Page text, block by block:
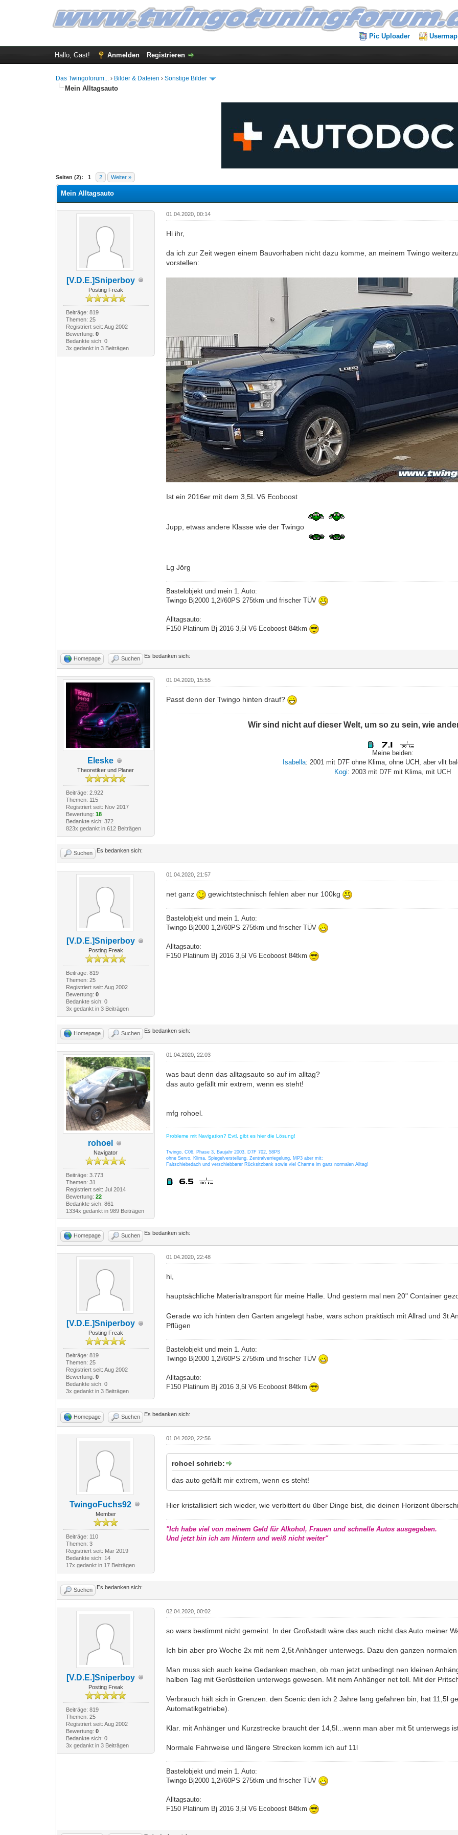
Pic Uploader Usermap
Hallo, Gast! Anmelden Registrieren
Das Twingoforum... › Bilder & Dateien ›Sonstige Bilder
Mein Alltagsauto
Seiten (2): 1 2 Weiter »
0 Bewertung(en) - 0 im Durchschnitt
1
2
3
4
5
Mein Alltagsauto
[V.D.E.]Sniperboy
Posting Freak
Beiträge: 819
Themen: 25
Registriert seit: Aug 2002
Bewertung: 0
Bedankte sich: 0
3x gedankt in 3 Beiträgen
01.04.2020, 00:14
Hi ihr,
da ich zur Zeit wegen einem Bauvorhaben nicht dazu komme, an meinem Twingo
vorstellen:
Ist ein 2016er mit dem 3,5L V6 Ecoboost
Jupp, etwas andere Klasse wie der Twingo
Lg Jörg
Bastelobjekt und mein 1. Auto:
Twingo Bj2000 1,2l/60PS 275tkm und frischer TÜV
Alltagsauto:
F150 Platinum Bj 2016 3,5l V6 Ecoboost 84tkm
Homepage Suchen Es bedanken sich:
Eleske
Theoretiker und Planer
Beiträge: 2.922
Themen: 115
Registriert seit: Nov 2017
Bewertung: 18
Bedankte sich: 372
823x gedankt in 612 Beiträgen
01.04.2020, 15:55
Passt denn der Twingo hinten drauf?
Wir sind nicht auf dieser Welt, um so zu sein, wie
Meine beiden:
Isabella: 2001 mit D7F ohne Klima, ohne UCH, aber vllt
Kogi: 2003 mit D7F mit Klima, mit UCH
Suchen Es bedanken sich:
[V.D.E.]Sniperboy
Posting Freak
Beiträge: 819
Themen: 25
Registriert seit: Aug 2002
Bewertung: 0
Bedankte sich: 0
3x gedankt in 3 Beiträgen
01.04.2020, 21:57
net ganz gewichtstechnisch fehlen aber nur 100kg
Bastelobjekt und mein 1. Auto:
Twingo Bj2000 1,2l/60PS 275tkm und frischer TÜV
Alltagsauto:
F150 Platinum Bj 2016 3,5l V6 Ecoboost 84tkm
Homepage Suchen Es bedanken sich:
rohoel
Navigator
Beiträge: 3.773
Themen: 31
Registriert seit: Jul 2014
Bewertung: 22
Bedankte sich: 861
1334x gedankt in 989 Beiträgen
01.04.2020, 22:03
was baut denn das alltagsauto so auf im alltag?
das auto gefällt mir extrem, wenn es steht!
mfg rohoel.
Probleme mit Navigation? Evtl. gibt es hier die Lösung!
Twingo, C06, Phase 3, Baujahr 2003, D7F 702, 58PS
ohne Servo, Klima, Spiegelverstellung, Zentralverriegelung, MP3 aber mit:
Faltschiebedach und verschiebbarer Rücksitzbank sowie viel Charme im ganz normalen Alltag!
Homepage Suchen Es bedanken sich:
[V.D.E.]Sniperboy
Posting Freak
Beiträge: 819
Themen: 25
Registriert seit: Aug 2002
Bewertung: 0
Bedankte sich: 0
3x gedankt in 3 Beiträgen
01.04.2020, 22:48
hi,
hauptsächliche Materialtransport für meine Halle. Und gestern mal nen 20" Container
Gerade wo ich hinten den Garten angelegt habe, wars schon praktisch mit Allrad und 3t
Pflügen
Bastelobjekt und mein 1. Auto:
Twingo Bj2000 1,2l/60PS 275tkm und frischer TÜV
Alltagsauto:
F150 Platinum Bj 2016 3,5l V6 Ecoboost 84tkm
Homepage Suchen Es bedanken sich:
TwingoFuchs92
Member
Beiträge: 110
Themen: 3
Registriert seit: Mar 2019
Bedankte sich: 14
17x gedankt in 17 Beiträgen
01.04.2020, 22:56
rohoel schrieb:
das auto gefällt mir extrem, wenn es steht!
Hier kristallisiert sich wieder, wie verbittert du über Dinge bist, die deinen Horizont
"Ich habe viel von meinem Geld für Alkohol, Frauen und schnelle Autos ausgegeben.
Und jetzt bin ich am Hintern und weiß nicht weiter"
Suchen Es bedanken sich:
[V.D.E.]Sniperboy
Posting Freak
Beiträge: 819
Themen: 25
Registriert seit: Aug 2002
Bewertung: 0
Bedankte sich: 0
3x gedankt in 3 Beiträgen
02.04.2020, 00:02
so wars bestimmt nicht gemeint. In der Großstadt wäre das auch nicht das Auto meiner
Ich bin aber pro Woche 2x mit nem 2,5t Anhänger unterwegs. Dazu den ganzen
Man muss sich auch keine Gedanken machen, ob man jetzt unbedingt nen kleinen
halben Tag mit Gerüstteilen unterwegs gewesen. Mit nem Anhänger net toll. Mit der
Verbrauch hält sich in Grenzen. den Scenic den ich 2 Jahre lang gefahren bin, hat 11,5l
Automatikgetriebe).
Klar. mit Anhänger und Kurzstrecke braucht der 14,5l...wenn man aber mit 5t unterwegs
Normale Fahrweise und längere Strecken komm ich auf 11l
Bastelobjekt und mein 1. Auto:
Twingo Bj2000 1,2l/60PS 275tkm und frischer TÜV
Alltagsauto:
F150 Platinum Bj 2016 3,5l V6 Ecoboost 84tkm